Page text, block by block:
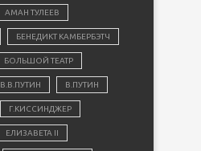
АМАН ТУЛЕЕВ
БЕНЕДИКТ КАМБЕРБЭТЧ
БОЛЬШОЙ ТЕАТР
В.В.ПУТИН В.ПУТИН
Г.КИССИНДЖЕР
ЕЛИЗАВЕТА II